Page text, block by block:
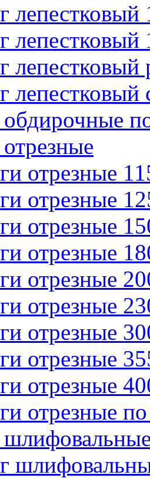
лепестковый
лепестковый
отрезные
отрезные
отрезные
отрезные
отрезные
отрезные
отрезные
отрезные
отрезные
отрезные